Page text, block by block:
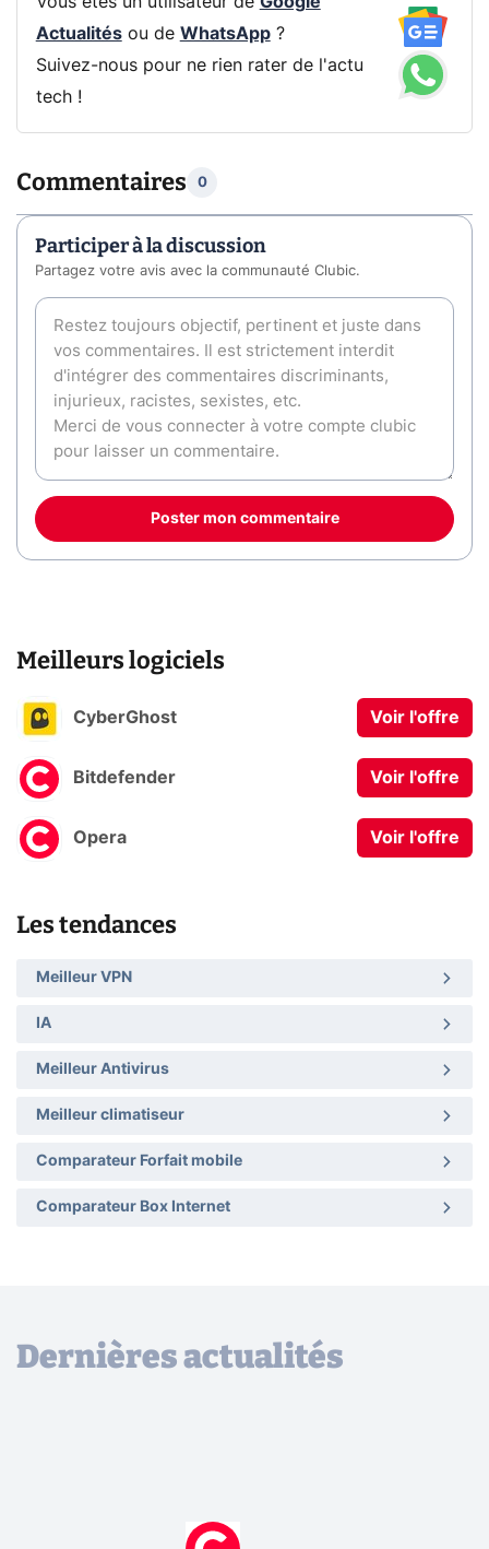
Actualitésou de WhatsApp?
Suivez-nous pour ne rien rater de l'actu
tech !
Commentaires 0
Participer à la discussion
Partagez votre avis avec la communauté Clubic.
Poster mon commentaire
Meilleurs logiciels
CyberGhost Voir l'offre
Bitdefender Voir l'offre
Opera Voir l'offre
Les tendances
Meilleur VPN
IA
Meilleur Antivirus
Meilleur climatiseur
Comparateur Forfait mobile
Comparateur Box Internet
Dernières actualités